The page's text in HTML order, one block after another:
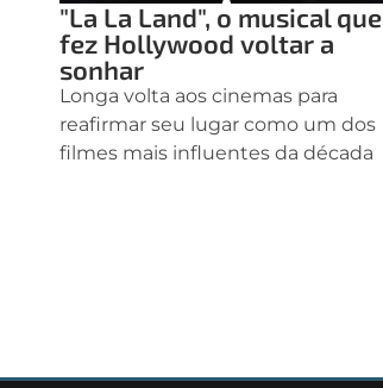
"La La Land", o musical que
fez Hollywood voltar a
sonhar
Longa volta aos cinemas para
reafirmar seu lugar como um dos
filmes mais influentes da década